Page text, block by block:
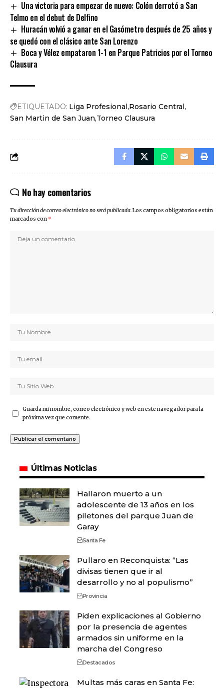
Una victoria para empezar de nuevo: Colón derrotó a San
Telmo en el debut de Delfino
Huracán volvió a ganar en el Gasómetro después de 25 años y
se quedó con el clásico ante San Lorenzo
Boca y Vélez empataron 1-1 en Parque Patricios por el Torneo
Clausura
ETIQUETADO: Liga Profesional Rosario Central
San Martin de San Juan Torneo Clausura
No hay comentarios
Tu dirección de correo electrónico no será publicada.Los campos obligatorios están
marcados con *
Guarda mi nombre, correo electrónico y web en este navegador para la
próxima vez que comente.
Últimas Noticias
Hallaron muerto a un
adolescente de 13 años en los
piletones del parque Juan de
Garay
Santa Fe
Pullaro en Reconquista: “Las
divisas tienen que ir al
desarrollo y no al populismo”
Provincia
Piden explicaciones al Gobierno
por la presencia de agentes
armados sin uniforme en la
marcha del Congreso
Destacados
Multas más caras en Santa Fe: